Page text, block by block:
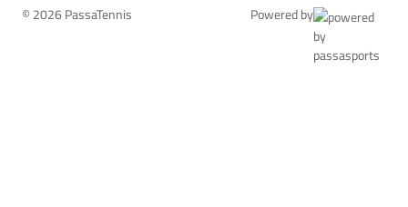
© 2026 PassaTennis Powered by